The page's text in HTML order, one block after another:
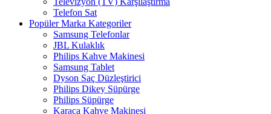
Telefon Sat
Popüler Marka Kategoriler
Samsung Telefonlar
JBL Kulaklık
Philips Kahve Makinesi
Samsung Tablet
Dyson Saç Düzleştirici
Philips Dikey Süpürge
Philips Süpürge
Karaca Kahve Makinesi